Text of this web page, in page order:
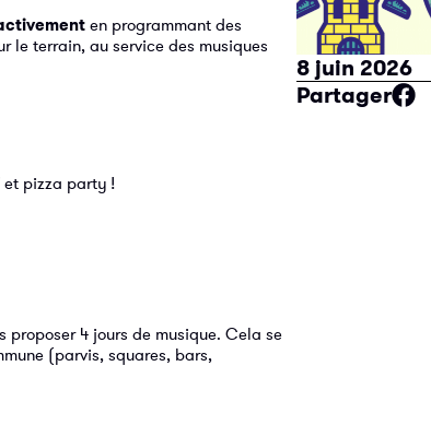
en programmant des
le terrain, au service des musiques
et pizza party !
proposer 4 jours de musique. Cela se
(parvis, squares, bars,
8 juin 2026
Partager